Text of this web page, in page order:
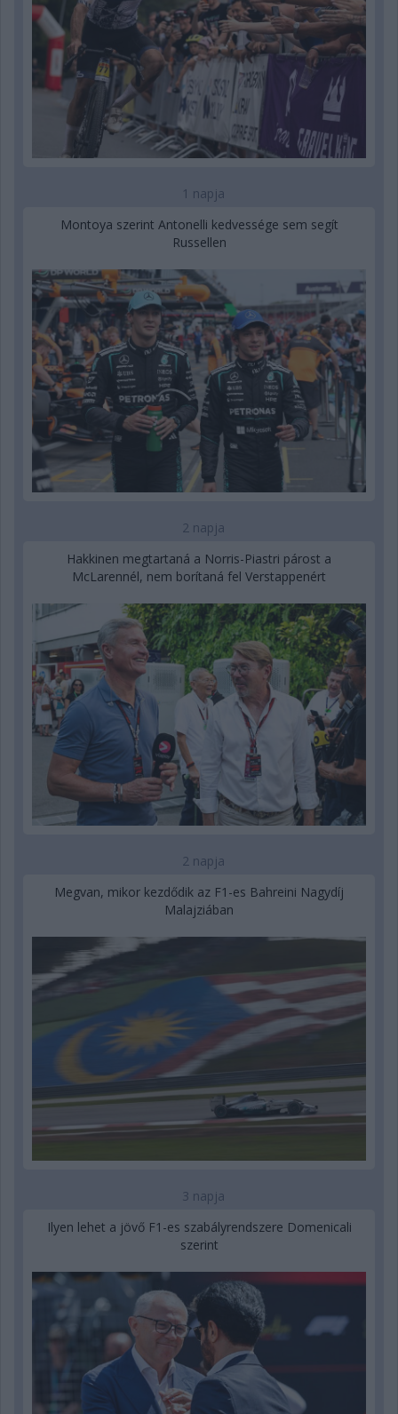
1 napja
Montoya szerint Antonelli kedvessége sem segít
Russellen
2 napja
Hakkinen megtartaná a Norris-Piastri párost a
McLarennél, nem borítaná fel Verstappenért
2 napja
Megvan, mikor kezdődik az F1-es Bahreini Nagydíj
Malajziában
3 napja
Ilyen lehet a jövő F1-es szabályrendszere Domenicali
szerint